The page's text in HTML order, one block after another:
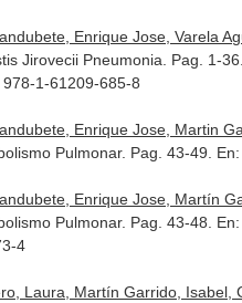
Enrique Jose, Varela
Jirovecii Pneumonia. Pag. 1-36.
978-1-61209-685-8
Enrique Jose, Martin
Pulmonar. Pag. 43-49.
Enrique Jose, Martín
Pulmonar. Pag. 43-48.
4
Laura, Martín Garrido, Isabel,